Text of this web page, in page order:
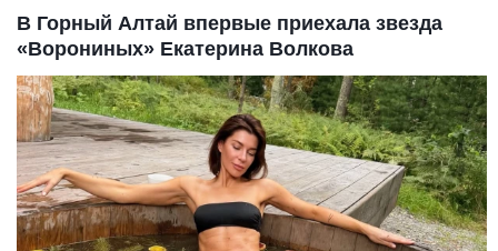
В Горный Алтай впервые приехала звезда
«Ворониных» Екатерина Волкова